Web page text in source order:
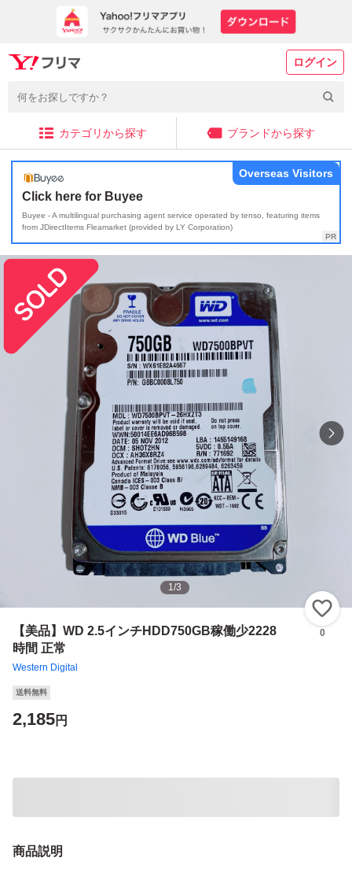
ログイン
カテゴリから探す ブランドから探す
Click here for Buyee
Buyee - A multilingual purchasing agent service operated by tenso, featuring items
from JDirectItems Fleamarket (provided by LY Corporation)
Overseas Visitors
1/3
【美品】WD 2.5インチHDD750GB稼働少2228
時間 正常
Western Digital
0
送料無料
2,185円
商品説明